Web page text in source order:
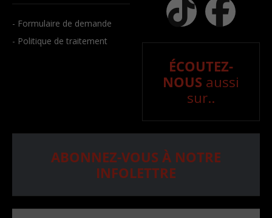
- Formulaire de demande
- Politique de traitement
ÉCOUTEZ-
NOUS aussi
sur..
ABONNEZ-VOUS À NOTRE
INFOLETTRE